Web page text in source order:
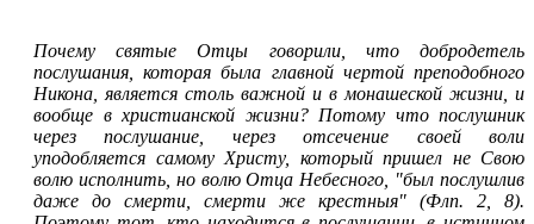
Почему святые Отцы говорили, что добродетель
послушания, которая была главной чертой преподобного
Никона, является столь важной и в монашеской жизни, и
вообще в христианской жизни? Потому что послушник
через послушание, через отсечение своей воли
уподобляется самому Христу, который пришел не Свою
волю исполнить, но волю Отца Небесного, "был послушлив
даже до смерти, смерти же крестныя" (Флп. 2, 8).